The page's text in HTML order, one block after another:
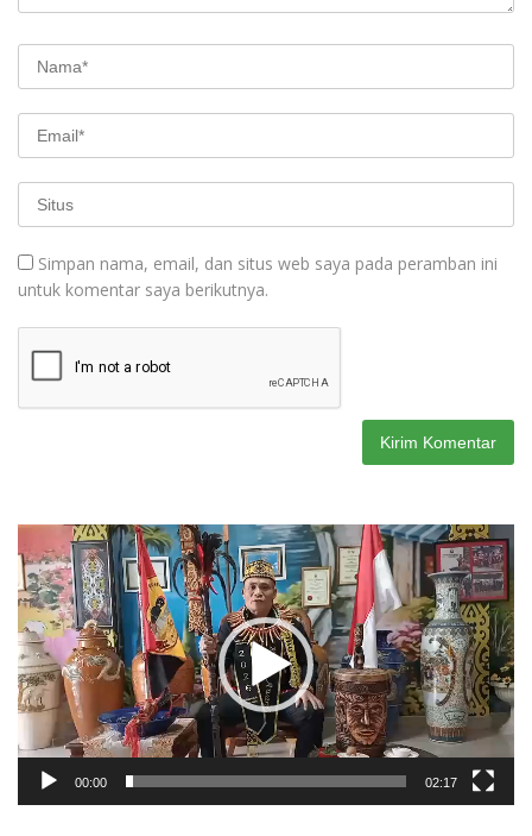
Simpan nama, email, dan situs web saya pada peramban ini
untuk komentar saya berikutnya.
Pemutar
Video
00:00 02:17